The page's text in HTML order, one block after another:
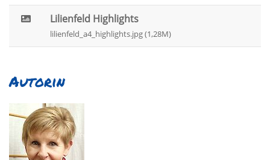
Lilienfeld Highlights
lilienfeld_a4_highlights.jpg (1,28M)
Autorin